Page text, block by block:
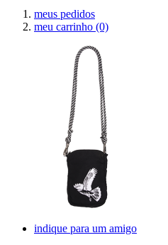
meus pedidos
meu carrinho (0)
indique para um amigo